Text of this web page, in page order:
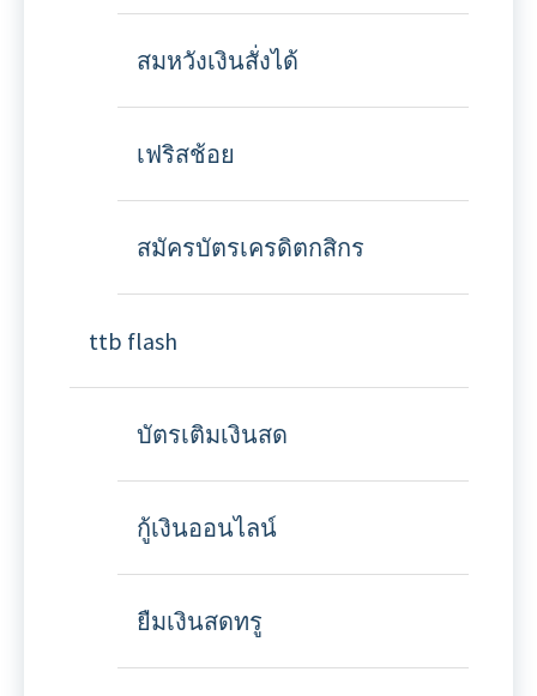
สมหวังเงินสั่งได้
เฟริสช้อย
สมัครบัตรเครดิตกสิกร
ttb flash
บัตรเติมเงินสด
กู้เงินออนไลน์
ยืมเงินสดทรู